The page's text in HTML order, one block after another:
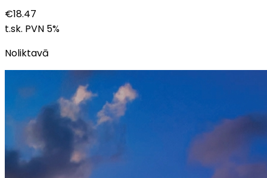
€18.47
t.sk. PVN 5%
Noliktavā